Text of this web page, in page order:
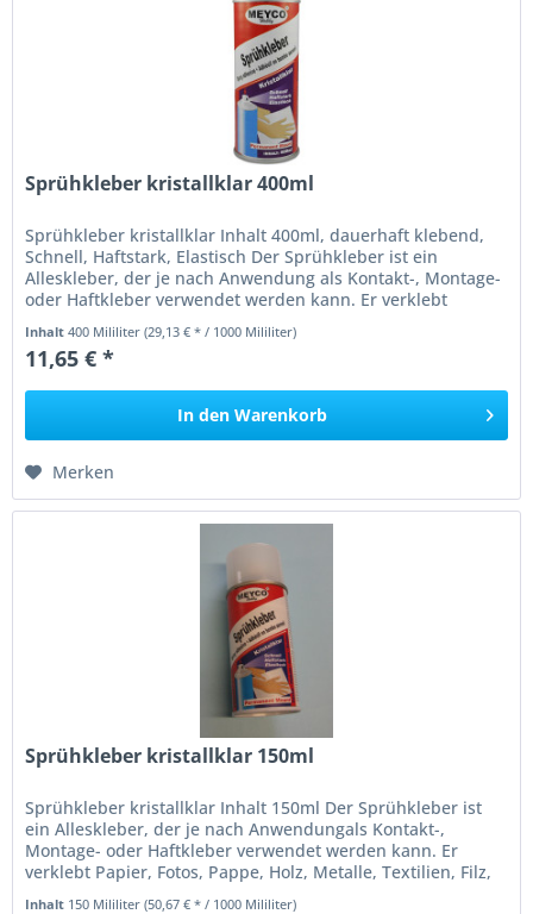
Sprühkleber kristallklar 400ml
Sprühkleber kristallklar Inhalt 400ml, dauerhaft klebend,
Schnell, Haftstark, Elastisch Der Sprühkleber ist ein
Alleskleber, der je nach Anwendung als Kontakt-, Montage-
oder Haftkleber verwendet werden kann. Er verklebt
Papier, Fotos,...
Inhalt400 Mililiter(29,13 € * / 1000 Mililiter)
11,65 € *
In den Warenkorb
Merken
Sprühkleber kristallklar 150ml
Sprühkleber kristallklar Inhalt 150ml Der Sprühkleber ist
ein Alleskleber, der je nach Anwendungals Kontakt-,
Montage- oder Haftkleber verwendet werden kann. Er
verklebt Papier, Fotos, Pappe, Holz, Metalle, Textilien, Filz,
Schaumgummi...
Inhalt 150 Mililiter(50,67 € * / 1000 Mililiter)